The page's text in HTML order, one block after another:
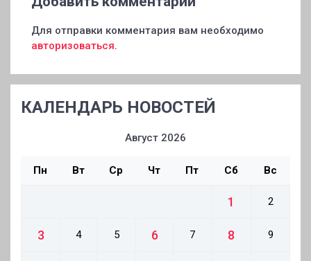
Для отправки комментария вам необходимо
авторизоваться.
КАЛЕНДАРЬ НОВОСТЕЙ
Август 2026
Пн Вт Ср Чт Пт Сб Вс
1 2
3 4 5 6 7 8 9